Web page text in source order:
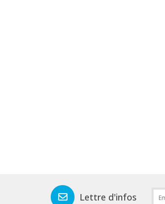
Lettre d'infos